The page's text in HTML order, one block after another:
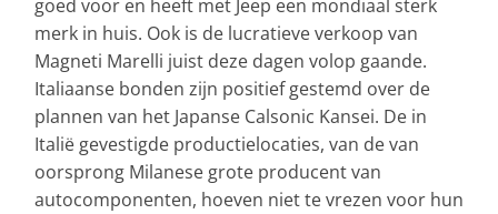
goed voor en heeft met Jeep een mondiaal sterk
merk in huis. Ook is de lucratieve verkoop van
Magneti Marelli juist deze dagen volop gaande.
Italiaanse bonden zijn positief gestemd over de
plannen van het Japanse Calsonic Kansei. De in
Italië gevestigde productielocaties, van de van
oorsprong Milanese grote producent van
autocomponenten, hoeven niet te vrezen voor hun